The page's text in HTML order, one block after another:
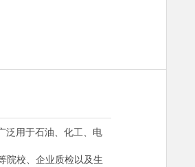
泛用于石油、化工、电
院校、企业质检以及生